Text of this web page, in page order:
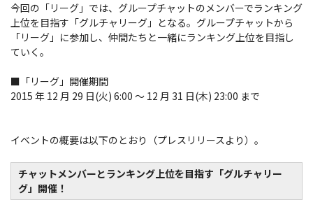
今回の「リーグ」では、グループチャットのメンバーでランキング
上位を目指す「グルチャリーグ」となる。グループチャットから
「リーグ」に参加し、仲間たちと一緒にランキング上位を目指し
ていく。
■「リーグ」開催期間
2015 年 12 月 29 日(火) 6:00 ～ 12 月 31 日(木) 23:00 まで
イベントの概要は以下のとおり（プレスリリースより）。
チャットメンバーとランキング上位を目指す「グルチャリー
グ」開催！